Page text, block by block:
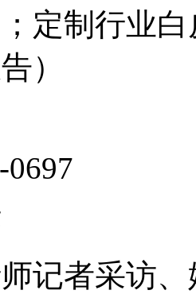
定制行业
）
0697
记者采访